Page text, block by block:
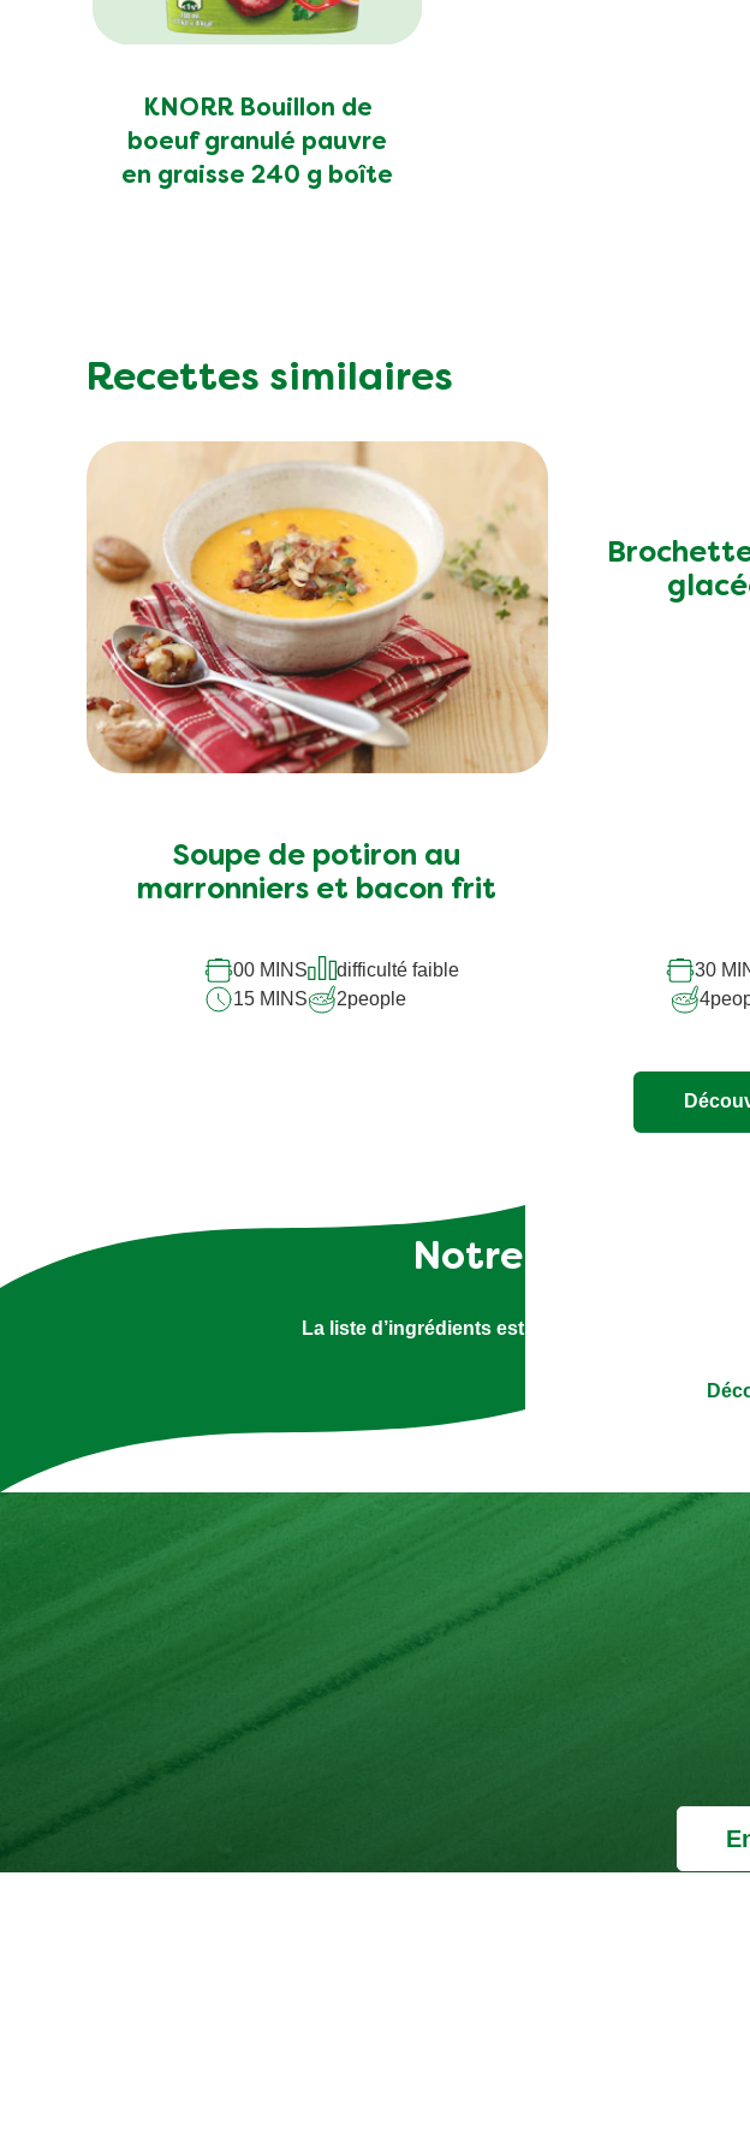
KNORR Bouillon de
boeuf granulé pauvre
en graisse 240 g boîte
Recettes similaires
Soupe de potiron au
marronniers et bacon frit
00 MINS
difficulté faible
15 MINS
2people
30
4
Notre bouillon
La liste d’ingrédients est aussi transparente que